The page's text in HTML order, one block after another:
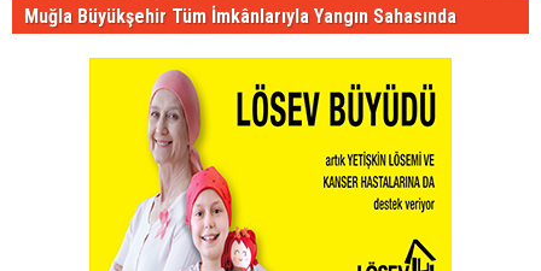
Muğla Büyükşehir Tüm İmkânlarıyla Yangın Sahasında